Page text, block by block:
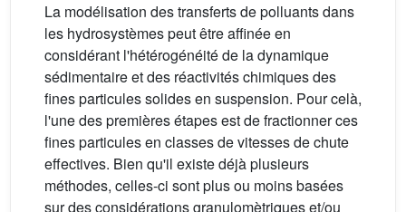
La modélisation des transferts de polluants dans
les hydrosystèmes peut être affinée en
considérant l'hétérogénéité de la dynamique
sédimentaire et des réactivités chimiques des
fines particules solides en suspension. Pour celà,
l'une des premières étapes est de fractionner ces
fines particules en classes de vitesses de chute
effectives. Bien qu'il existe déjà plusieurs
méthodes, celles-ci sont plus ou moins basées
sur des considérations granulomètriques et/ou